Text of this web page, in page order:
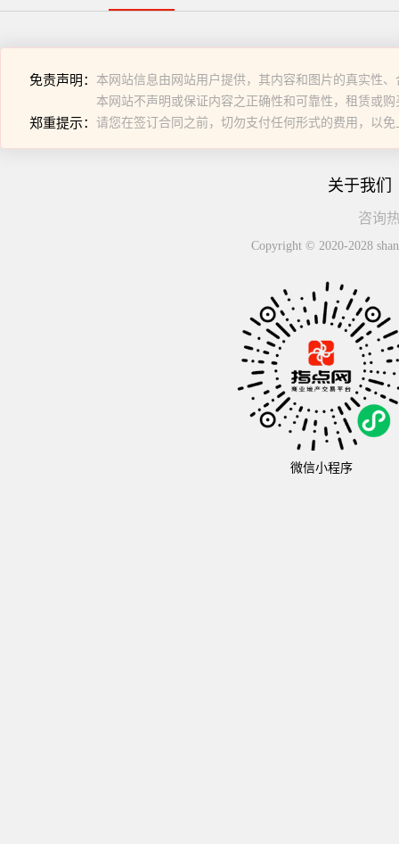
免责声明： 本网站信息由网站用户提供，其内容和图片的真实性
本网站不声明或保证内容之正确性和可靠性，租赁或
郑重提示： 请您在签订合同之前，切勿支付任何形式的费用，以免
关于我们
咨询
Copyright © 2020-2028
微信小程序